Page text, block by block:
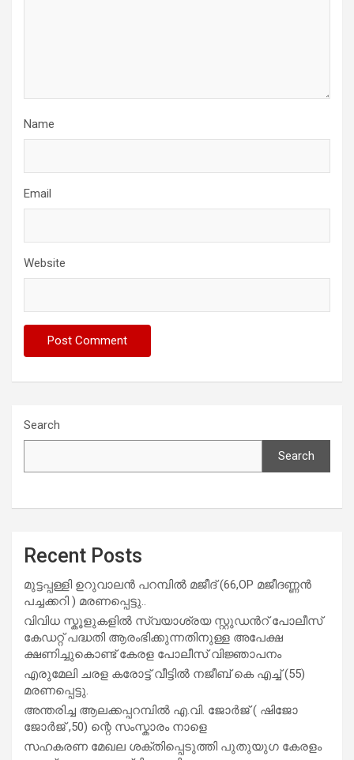
Name
Email
Website
Search
Search
Recent Posts
മുട്ടപ്പള്ളി ഉറുവാലൻ പറമ്പിൽ മജീദ് (66,OP മജീദണ്ണൻ
പച്ചക്കറി ) മരണപ്പെട്ടു..
വിവിധ സ്കൂളുകളില്‍ സ്വയാശ്രയ സ്റ്റുഡന്‍റ് പോലീസ്
കേഡറ്റ് പദ്ധതി ആരംഭിക്കുന്നതിനുള്ള അപേക്ഷ
ക്ഷണിച്ചുകൊണ്ട് കേരള പോലീസ് വിജ്ഞാപനം
എരുമേലി ചരള കരോട്ട് വീട്ടിൽ നജീബ് കെ എച്ച് (55)
മരണപ്പെട്ടു.
അന്തരിച്ച ആ​ല​ക്ക​പ്പ​റമ്പിൽ​ എ.​വി. ജോ​ർ​ജ് ( ഷിജോ
ജോർജ് ,50) ന്റെ സംസ്കാരം നാളെ
സഹകരണ മേഖല ശക്തിപ്പെടുത്തി പുതുയുഗ കേരളം